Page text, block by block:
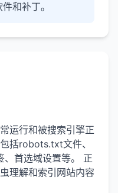
和补丁。
运行和被搜索引擎正
括robots.txt文件、
首选域设置等。 正
理解和索引网站内容